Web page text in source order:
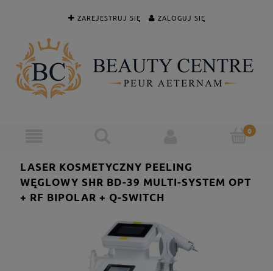
ZAREJESTRUJ SIĘ ZALOGUJ SIĘ
LASER KOSMETYCZNY PEELING
WĘGLOWY SHR BD-39 MULTI-SYSTEM OPT
+ RF BIPOLAR + Q-SWITCH